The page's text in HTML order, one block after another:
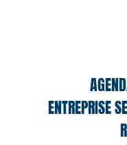
ENTREPRISE